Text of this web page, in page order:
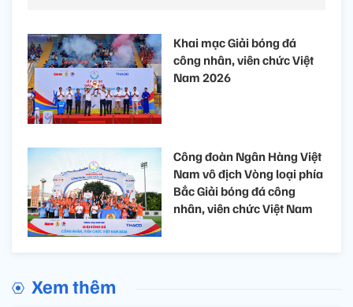
Khai mạc Giải bóng đá
công nhân, viên chức Việt
Nam 2026
Công đoàn Ngân Hàng Việt
Nam vô địch Vòng loại phía
Bắc Giải bóng đá công
nhân, viên chức Việt Nam
Xem thêm